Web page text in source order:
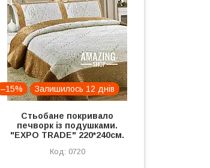
–15% Залишилось 12 днів
Стьобане покривало
печворк із подушками.
"EXPO TRADE" 220*240см.
0720